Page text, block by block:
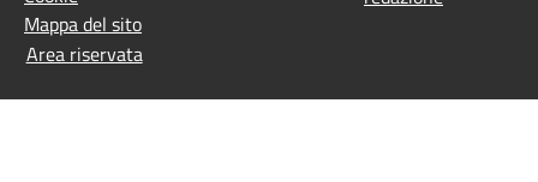
Mappa del sito
Area riservata